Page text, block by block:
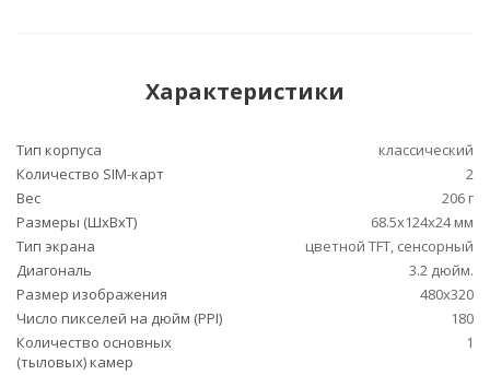
Характеристики
Тип корпуса
классический
Количество SIM-карт
2
Вес
206 г
Размеры (ШxВxТ)
68.5x124x24 мм
Тип экрана
цветной TFT, сенсорный
Диагональ
3.2 дюйм.
Размер изображения
480x320
Число пикселей на дюйм (PPI)
180
Количество основных
(тыловых) камер
1